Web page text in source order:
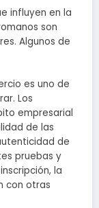
influyen en la
son
Algunos de
es uno de
Los
empresarial
de las
de
pruebas y
la
con otras